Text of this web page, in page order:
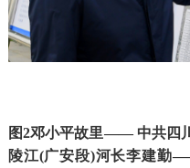
图2邓小平故里—— 中共四
陵江(广安段)河长李建勤